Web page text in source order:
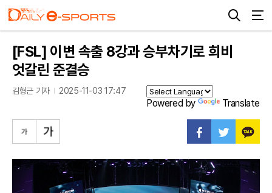
[FSL] 이변 속출 8강과 승부차기로 희비
엇갈린 준결승
김형근 기자 2025-11-03 17:47
Powered by Translate